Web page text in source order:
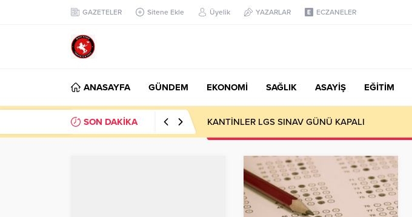
GAZETELER Sitene Ekle Üyelik YAZARLAR ECZANELER
ANASAYFA GÜNDEM EKONOMİ SAĞLIK ASAYİŞ EĞİTİM
SON DAKİKA KANTİNLER LGS SINAV GÜNÜ KAPALI